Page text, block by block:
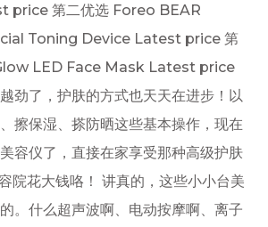
price 第二优选 Foreo BEAR
Toning Device Latest price 第
LED Face Mask Latest price
劲了，护肤的方式也天天在进步！以
擦保湿、搽防晒这些基本操作，现在
容仪了，直接在家享受那种高级护肤
院花大钱咯！ 讲真的，这些小小台美
。什么超声波啊、电动按摩啊、离子